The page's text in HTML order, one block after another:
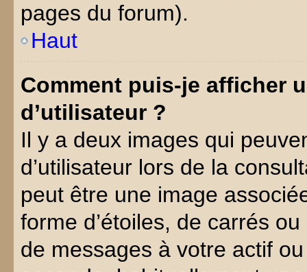
pages du forum).
Haut
Comment puis-je afficher
d’utilisateur ?
Il y a deux images qui
d’utilisateur lors de la
peut être une image
forme d’étoiles, de carrés
de messages à votre actif